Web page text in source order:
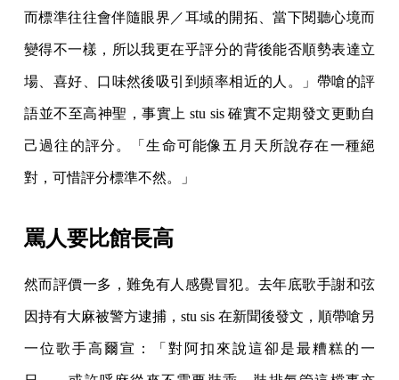
而標準往往會伴隨眼界／耳域的開拓、當下閱聽心境而
變得不一樣，所以我更在乎評分的背後能否順勢表達立
場、喜好、口味然後吸引到頻率相近的人。」帶嗆的評
語並不至高神聖，事實上 stu sis 確實不定期發文更動自
己過往的評分。「生命可能像五月天所說存在一種絕
對，可惜評分標準不然。」
罵人要比館長高
然而評價一多，難免有人感覺冒犯。去年底歌手謝和弦
因持有大麻被警方逮捕，stu sis 在新聞後發文，順帶嗆另
一位歌手高爾宣：「對阿扣來說這卻是最糟糕的一